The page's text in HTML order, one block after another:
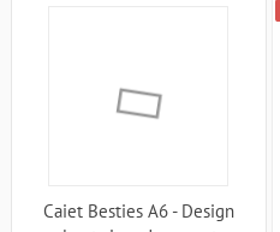
Caiet Besties A6 - Design